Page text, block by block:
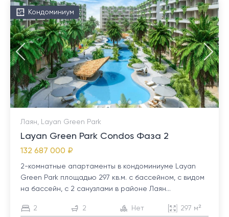
Кондоминиум
Лаян, Layan Green Park
Layan Green Park Condos Фаза 2
132 687 000 ₽
2-комнатные апартаменты в кондоминиуме Layan
Green Park площадью 297 кв.м. с бассейном, с видом
на бассейн, с 2 санузлами в районе Лаян...
2 2 Нет 297 м²